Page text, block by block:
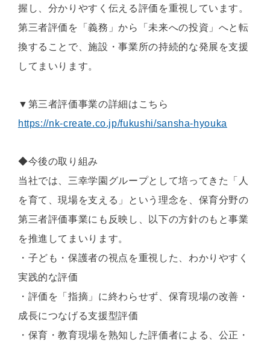
握し、分かりやすく伝える評価を重視しています。
第三者評価を「義務」から「未来への投資」へと転
換することで、施設・事業所の持続的な発展を支援
してまいります。
▼第三者評価事業の詳細はこちら
https://nk-create.co.jp/fukushi/sansha-hyouka
◆今後の取り組み
当社では、三幸学園グループとして培ってきた「人
を育て、現場を支える」という理念を、保育分野の
第三者評価事業にも反映し、以下の方針のもと事業
を推進してまいります。
・子ども・保護者の視点を重視した、わかりやすく
実践的な評価
・評価を「指摘」に終わらせず、保育現場の改善・
成長につなげる支援型評価
・保育・教育現場を熟知した評価者による、公正・